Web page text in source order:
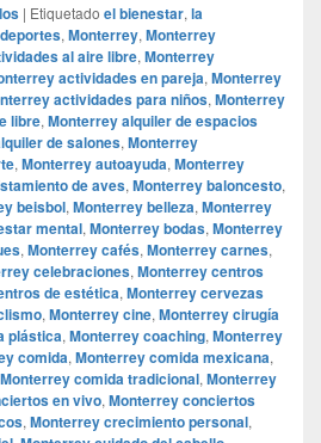
| Etiquetado el bienestar, la
, Monterrey, Monterrey
al aire libre, Monterrey
actividades en pareja, Monterrey
actividades para niños, Monterrey
libre, Monterrey alquiler de espacios
de salones, Monterrey
, Monterrey autoayuda, Monterrey
de aves, Monterrey baloncesto,
beisbol, Monterrey belleza, Monterrey
mental, Monterrey bodas, Monterrey
, Monterrey cafés, Monterrey carnes,
celebraciones, Monterrey centros
de estética, Monterrey cervezas
, Monterrey cine, Monterrey cirugía
plástica, Monterrey coaching, Monterrey
comida, Monterrey comida mexicana,
Monterrey comida tradicional, Monterrey
en vivo, Monterrey conciertos
, Monterrey crecimiento personal,